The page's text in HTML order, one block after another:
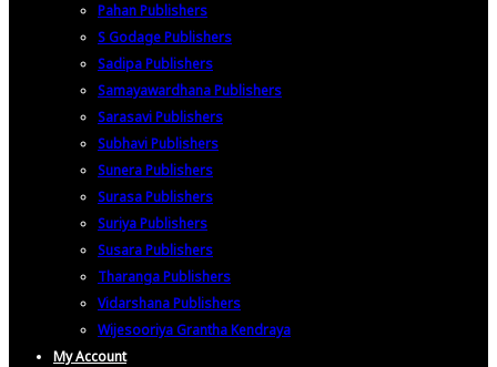
Pahan Publishers
S Godage Publishers
Sadipa Publishers
Samayawardhana Publishers
Sarasavi Publishers
Subhavi Publishers
Sunera Publishers
Surasa Publishers
Suriya Publishers
Susara Publishers
Tharanga Publishers
Vidarshana Publishers
Wijesooriya Grantha Kendraya
My Account